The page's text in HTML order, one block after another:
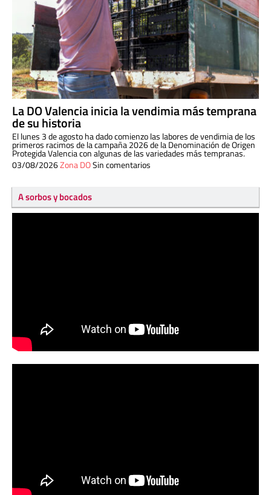
La DO Valencia inicia la vendimia más temprana
de su historia
El lunes 3 de agosto ha dado comienzo las labores de vendimia de los
primeros racimos de la campaña 2026 de la Denominación de Origen
Protegida Valencia con algunas de las variedades más tempranas.
03/08/2026Zona DOSin comentarios
A sorbos y bocados